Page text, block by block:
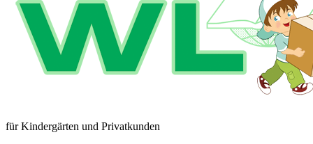
für Kindergärten und Privatkunden